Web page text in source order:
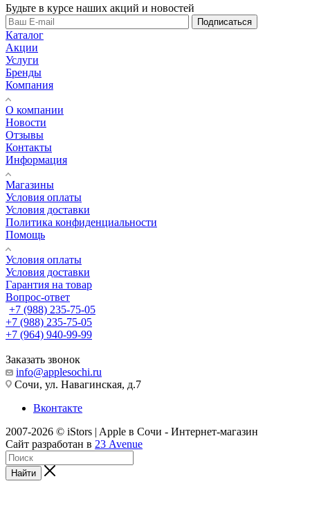
Будьте в курсе наших акций и новостей
Подписаться
Каталог
Акции
Услуги
Бренды
Компания
О компании
Новости
Отзывы
Контакты
Информация
Магазины
Условия оплаты
Условия доставки
Политика конфиденциальности
Помощь
Условия оплаты
Условия доставки
Гарантия на товар
Вопрос-ответ
+7 (988) 235-75-05
+7 (988) 235-75-05
+7 (964) 940-99-99
Заказать звонок
info@applesochi.ru
Сочи, ул. Навагинская, д.7
Вконтакте
2007-2026 © iStors | Apple в Сочи - Интернет-магазин
Сайт разработан в 23 Avenue
Найти